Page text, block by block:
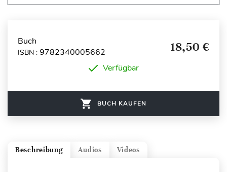
Buch
ISBN : 9782340005662 18,50 €
Verfügbar
BUCH KAUFEN
Videos
Audios
Beschreibung